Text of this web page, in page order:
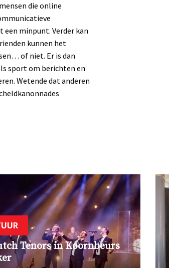
die online
een minpunt. Verder kan
kunnen het
of niet. Er is dan
sport om berichten en
Wetende dat anderen
Tenors in Koornbeurs